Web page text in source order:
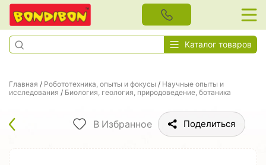
Каталог товаров
Главная / Робототехника, опыты и фокусы / Научные опыты и
исследования / Биология, геология, природоведение, ботаника
В Избранное Поделиться